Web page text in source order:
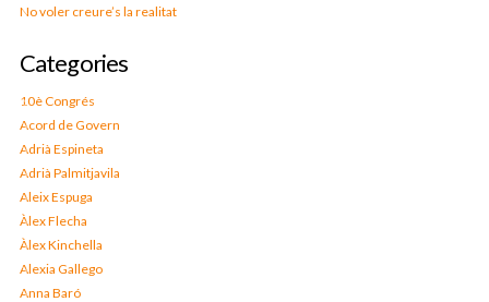
No voler creure’s la realitat
Categories
10è Congrés
Acord de Govern
Adrià Espineta
Adrià Palmitjavila
Aleix Espuga
Àlex Flecha
Àlex Kinchella
Alexia Gallego
Anna Baró